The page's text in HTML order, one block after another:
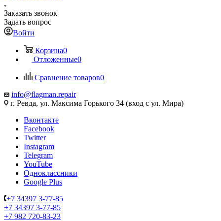
Заказать звонок
Задать вопрос
Войти
Корзина0
Отложенные0
Сравнение товаров0
info@flagman.repair
г. Ревда, ул. Максима Горького 34 (вход с ул. Мира)
Вконтакте
Facebook
Twitter
Instagram
Telegram
YouTube
Одноклассники
Google Plus
+7 34397 3-77-85
+7 34397 3-77-85
+7 982 720-83-23